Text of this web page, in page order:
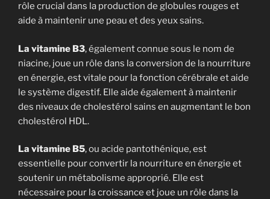
rôle crucial dans la production de globules rouges et
aide à maintenir une peau et des yeux sains.
La vitamine B3, également connue sous le nom de
niacine, joue un rôle dans la conversion de la nourriture
en énergie, est vitale pour la fonction cérébrale et aide
le système digestif. Elle aide également à maintenir
des niveaux de cholestérol sains en augmentant le bon
cholestérol HDL.
La vitamine B5, ou acide pantothénique, est
essentielle pour convertir la nourriture en énergie et
soutenir un métabolisme approprié. Elle est
nécessaire pour la croissance et joue un rôle dans la